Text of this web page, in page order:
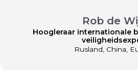
Rob de
Hoogleraar internationale
Rusland, China,